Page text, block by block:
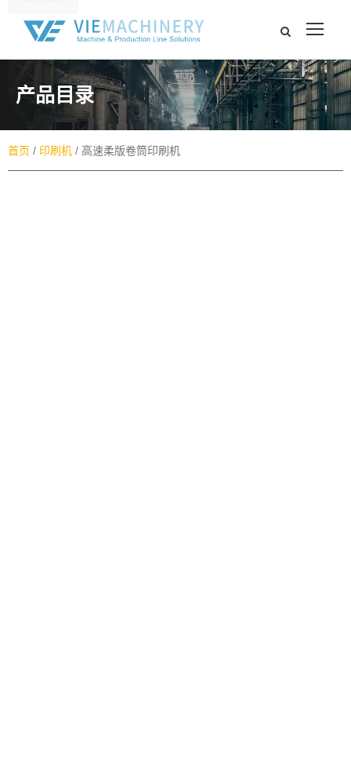
产品目录​
首页 / 印刷机 / 高速柔版卷筒印刷机